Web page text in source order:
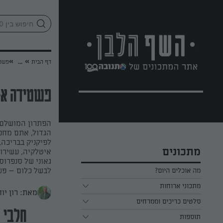
מתכונים
מה אוכלים היום?
מתכוני ארוחות
ארוחת בוקר
ארוחת צהריים
סלטים כריכים וממרחים
כל הסלטים כריכים וממרחים
תוספות
דף הבית »
...
»
פשטידה
הפתרון
הגדול, אתם
לפיקניק
גאוני של
לבשל כלום –
מאת: רון
חלבי